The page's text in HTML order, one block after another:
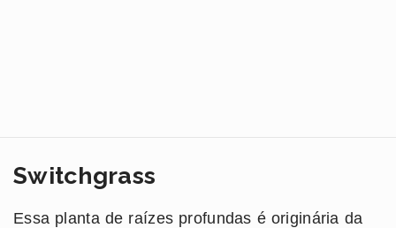
Switchgrass
Essa planta de raízes profundas é originária da